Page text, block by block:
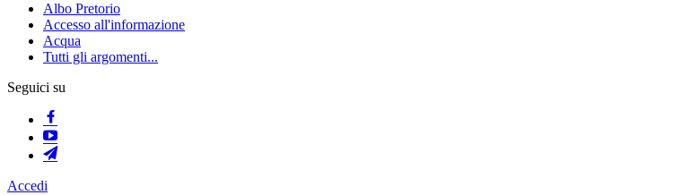
Albo Pretorio
Accesso all'informazione
Acqua
Tutti gli argomenti...
Seguici su
Accedi